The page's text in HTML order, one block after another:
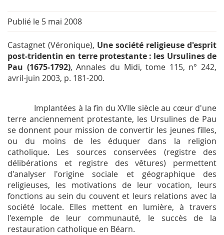
Publié le 5 mai 2008
Castagnet (Véronique), Une société religieuse d'esprit
post-tridentin en terre protestante : les Ursulines de
Pau (1675-1792),Annales du Midi, tome 115, n° 242,
avril-juin 2003, p. 181-200.
Implantées à la fin du XVIIe siècle au cœur d'une
terre anciennement protestante, les Ursulines de Pau
se donnent pour mission de convertir les jeunes filles,
ou du moins de les éduquer dans la religion
catholique. Les sources conservées (registre des
délibérations et registre des vêtures) permettent
d'analyser l'origine sociale et géographique des
religieuses, les motivations de leur vocation, leurs
fonctions au sein du couvent et leurs relations avec la
société locale. Elles mettent en lumière, à travers
l'exemple de leur communauté, le succès de la
restauration catholique en Béarn.